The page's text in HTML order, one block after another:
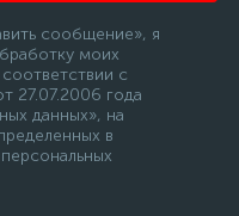
сообщение», я
моих
с
27.07.2006 года
данных», на
в